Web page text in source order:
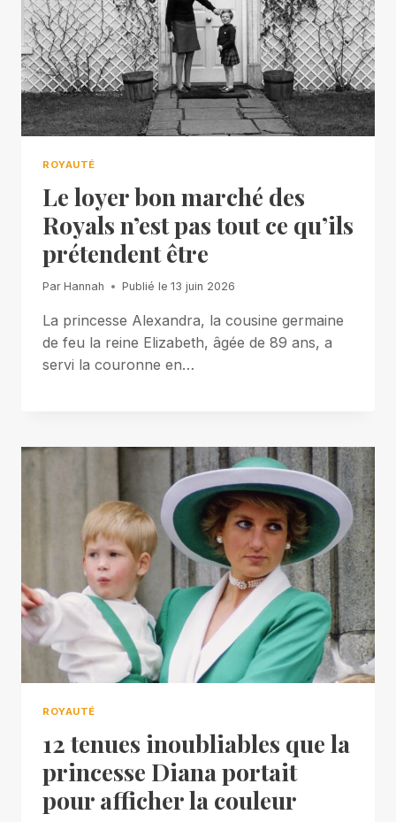
ROYAUTÉ
Le loyer bon marché des
Royals n’est pas tout ce qu’ils
prétendent être
Par Hannah Publié le 13 juin 2026
La princesse Alexandra, la cousine germaine
de feu la reine Elizabeth, âgée de 89 ans, a
servi la couronne en…
ROYAUTÉ
12 tenues inoubliables que la
princesse Diana portait
pour afficher la couleur